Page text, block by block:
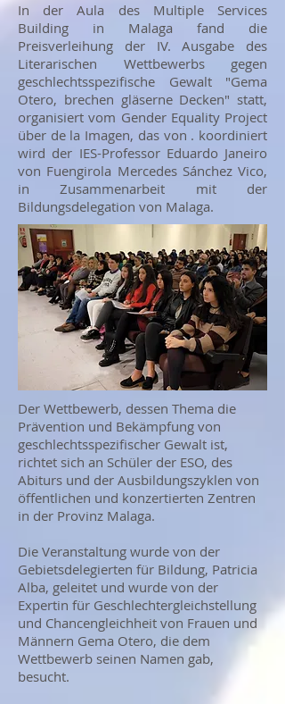
In der Aula des Multiple Services
Building in Malaga fand die
Preisverleihung der IV. Ausgabe des
Literarischen Wettbewerbs gegen
geschlechtsspezifische Gewalt "Gema
Otero, brechen gläserne Decken" statt,
organisiert vom Gender Equality Project
über de la Imagen, das von . koordiniert
wird der IES-Professor Eduardo Janeiro
von Fuengirola Mercedes Sánchez Vico,
in Zusammenarbeit mit der
Bildungsdelegation von Malaga.
Der Wettbewerb, dessen Thema die
Prävention und Bekämpfung von
geschlechtsspezifischer Gewalt ist,
richtet sich an Schüler der ESO, des
Abiturs und der Ausbildungszyklen von
öffentlichen und konzertierten Zentren
in der Provinz Malaga.
Die Veranstaltung wurde von der
Gebietsdelegierten für Bildung, Patricia
Alba, geleitet und wurde von der
Expertin für Geschlechtergleichstellung
und Chancengleichheit von Frauen und
Männern Gema Otero, die dem
Wettbewerb seinen Namen gab,
besucht.